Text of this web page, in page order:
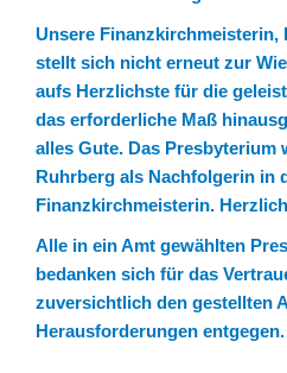
Unsere Finanzkirchmeisterin,
stellt sich nicht erneut zur
aufs Herzlichste für die
das erforderliche Maß
alles Gute. Das Presbyterium
Ruhrberg als Nachfolgerin in
Finanzkirchmeisterin.
Alle in ein Amt gewählten
bedanken sich für das
zuversichtlich den gestellten
Herausforderungen entgegen.